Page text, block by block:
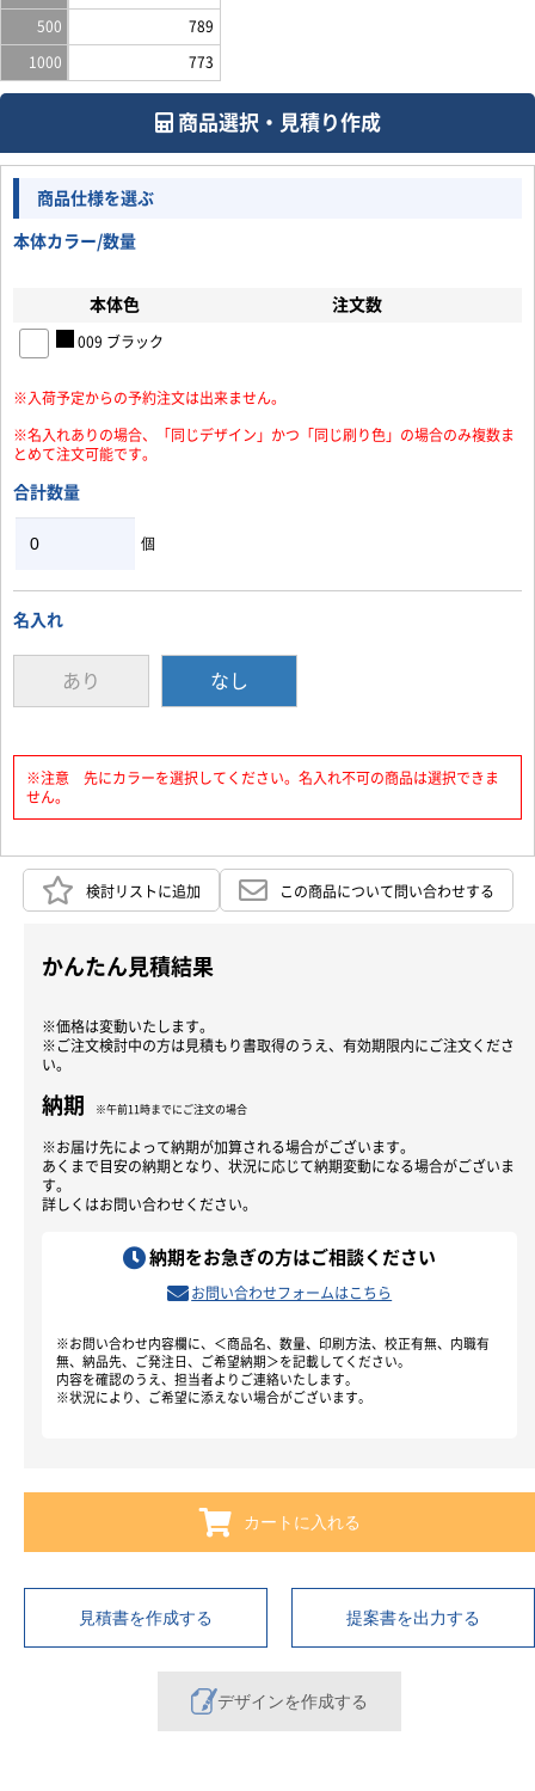
500 789
1000 773
商品選択・見積り作成
商品仕様を選ぶ
本体カラー/数量
本体色 注文数
009 ブラック
※入荷予定からの予約注文は出来ません。
※名入れありの場合、「同じデザイン」かつ「同じ刷り色」の場合のみ複数ま
とめて注文可能です。
合計数量
個
名入れ
あり なし
※注意 先にカラーを選択してください。名入れ不可の商品は選択できま
せん。
検討リストに追加 この商品について問い合わせする
かんたん見積結果
※価格は変動いたします。
※ご注文検討中の方は見積もり書取得のうえ、有効期限内にご注文くださ
い。
納期 ※午前11時までにご注文の場合
※お届け先によって納期が加算される場合がございます。
あくまで目安の納期となり、状況に応じて納期変動になる場合がございま
す。
詳しくはお問い合わせください。
納期をお急ぎの方はご相談ください
お問い合わせフォームはこちら
※お問い合わせ内容欄に、＜商品名、数量、印刷方法、校正有無、内職有
無、納品先、ご発注日、ご希望納期＞を記載してください。
内容を確認のうえ、担当者よりご連絡いたします。
※状況により、ご希望に添えない場合がございます。
カートに入れる
見積書を作成する 提案書を出力する
デザインを作成する